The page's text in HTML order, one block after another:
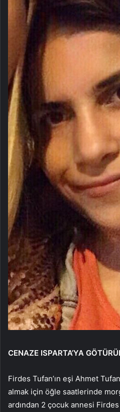
CENAZE ISPARTA’YA
Firdes Tufan’ın eşi Ahmet
almak için öğle saatlerinde
ardından 2 çocuk annesi Firdes